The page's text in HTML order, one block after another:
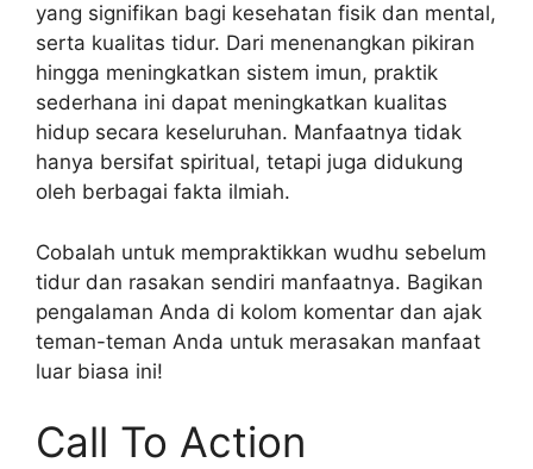
yang signifikan bagi kesehatan fisik dan mental,
serta kualitas tidur. Dari menenangkan pikiran
hingga meningkatkan sistem imun, praktik
sederhana ini dapat meningkatkan kualitas
hidup secara keseluruhan. Manfaatnya tidak
hanya bersifat spiritual, tetapi juga didukung
oleh berbagai fakta ilmiah.
Cobalah untuk mempraktikkan wudhu sebelum
tidur dan rasakan sendiri manfaatnya. Bagikan
pengalaman Anda di kolom komentar dan ajak
teman-teman Anda untuk merasakan manfaat
luar biasa ini!
Call To Action